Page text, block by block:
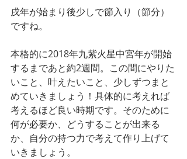
戌年が始まり後少しで節入り（節分）
ですね。
本格的に2018年九紫火星中宮年が開始
するまであと約2週間。この間にやりた
いこと、叶えたいこと、少しずつまと
めていきましょう！具体的に考えれば
考えるほど良い時期です。そのために
何が必要か、どうすることが出来る
か、自分の持つ力で考えて作り上げて
いきましょう。